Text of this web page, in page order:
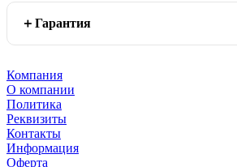
Гарантия
Компания
О компании
Политика
Реквизиты
Контакты
Информация
Оферта